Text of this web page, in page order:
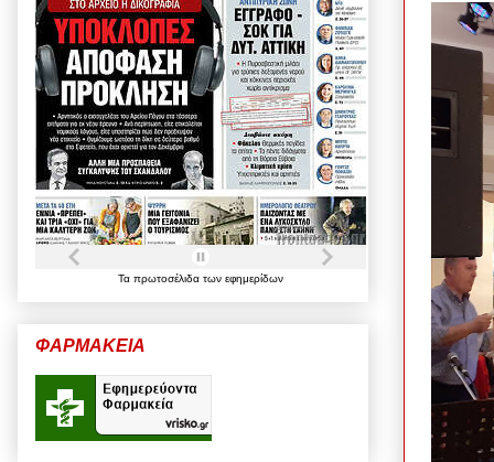
Τα πρωτοσέλιδα των εφημερίδων
ΦΑΡΜΑΚΕΙΑ